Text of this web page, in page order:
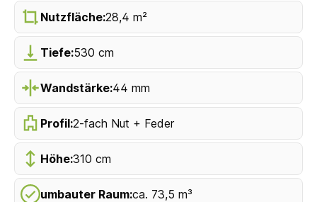
Nutzfläche:28,4 m²
Tiefe:530 cm
Wandstärke:44 mm
Profil:2-fach Nut + Feder
Höhe:310 cm
umbauter Raum:ca. 73,5 m³